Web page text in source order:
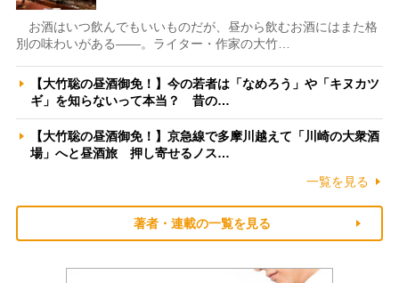
お酒はいつ飲んでもいいものだが、昼から飲むお酒にはまた格
別の味わいがある――。ライター・作家の大竹…
【大竹聡の昼酒御免！】今の若者は「なめろう」や「キヌカツ
ギ」を知らないって本当？ 昔の…
【大竹聡の昼酒御免！】京急線で多摩川越えて「川崎の大衆酒
場」へと昼酒旅 押し寄せるノス…
一覧を見る
著者・連載の一覧を見る